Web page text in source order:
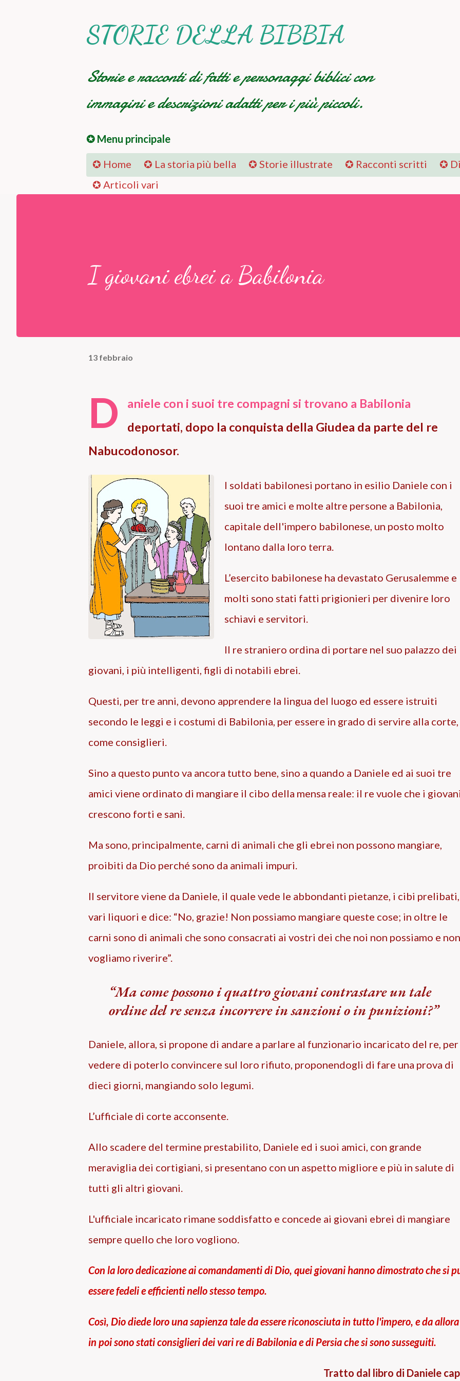
STORIE DELLA BIBBIA
Storie e racconti di fatti e personaggi biblici con
immagini e descrizioni adatti per i più piccoli.
✪ Menu principale
✪ Home ✪ La storia più bella ✪ Storie illustrate ✪ Racconti scritti
✪
✪ Articoli vari
I giovani ebrei a Babilonia
13 febbraio
D
aniele con i suoi tre compagni si trovano a Babilonia
deportati, dopo la conquista della Giudea da parte del re
Nabucodonosor.
I soldati babilonesi portano in esilio Daniele con i
suoi tre amici e molte altre persone a Babilonia,
capitale dell'impero babilonese, un posto molto
lontano dalla loro terra.
L’esercito babilonese ha devastato Gerusalemme e
molti sono stati fatti prigionieri per divenire loro
schiavi e servitori.
Il re straniero ordina di portare nel suo palazzo dei
giovani, i più intelligenti, figli di notabili ebrei.
Questi, per tre anni, devono apprendere la lingua del luogo ed essere istruiti
secondo le leggi e i costumi di Babilonia, per essere in grado di servire alla corte,
come consiglieri.
Sino a questo punto va ancora tutto bene, sino a quando a Daniele ed ai suoi tre
amici viene ordinato di mangiare il cibo della mensa reale: il re vuole che i
crescono forti e sani.
Ma sono, principalmente, carni di animali che gli ebrei non possono mangiare,
proibiti da Dio perché sono da animali impuri.
Il servitore viene da Daniele, il quale vede le abbondanti pietanze, i cibi
vari liquori e dice: “No, grazie! Non possiamo mangiare queste cose; in oltre le
carni sono di animali che sono consacrati ai vostri dei che noi non possiamo e non
vogliamo riverire”.
Ma come possono i quattro giovani contrastare un tale
ordine del re senza incorrere in sanzioni o in punizioni?
Daniele, allora, si propone di andare a parlare al funzionario incaricato del re, per
vedere di poterlo convincere sul loro rifiuto, proponendogli di fare una prova di
dieci giorni, mangiando solo legumi.
L’ufficiale di corte acconsente.
Allo scadere del termine prestabilito, Daniele ed i suoi amici, con grande
meraviglia dei cortigiani, si presentano con un aspetto migliore e più in salute di
tutti gli altri giovani.
L'ufficiale incaricato rimane soddisfatto e concede ai giovani ebrei di mangiare
sempre quello che loro vogliono.
Con la loro dedicazione ai comandamenti di Dio, quei giovani hanno dimostrato che si
essere fedeli e efficienti nello stesso tempo.
Così, Dio diede loro una sapienza tale da essere riconosciuta in tutto l'impero, e da allora
in poi sono stati consiglieri dei vari re di Babilonia e di Persia che si sono susseguiti.
Tratto dal libro di Daniele